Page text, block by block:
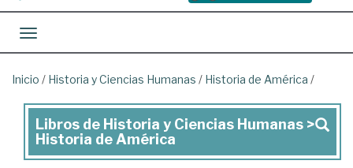
Toggle navigation
Inicio / Historia y Ciencias Humanas / Historia de América /
Libros
de
Libros de Historia y Ciencias Humanas >
Historia de América